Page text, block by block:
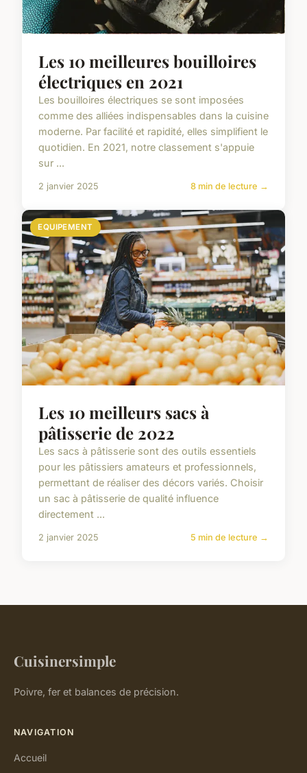
Les 10 meilleures bouilloires
électriques en 2021
Les bouilloires électriques se sont imposées
comme des alliées indispensables dans la cuisine
moderne. Par facilité et rapidité, elles simplifient le
quotidien. En 2021, notre classement s'appuie
sur ...
2 janvier 2025 8 min de lecture →
EQUIPEMENT
Les 10 meilleurs sacs à
pâtisserie de 2022
Les sacs à pâtisserie sont des outils essentiels
pour les pâtissiers amateurs et professionnels,
permettant de réaliser des décors variés. Choisir
un sac à pâtisserie de qualité influence
directement ...
2 janvier 2025 5 min de lecture →
Cuisinersimple
Poivre, fer et balances de précision.
NAVIGATION
Accueil